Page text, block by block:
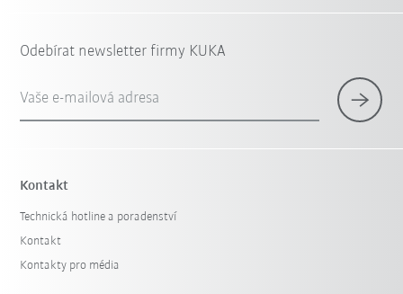
Odebírat newsletter firmy KUKA
Vaše e-mailová adresa
Kontakt
Technická hotline a poradenství
Kontakt
Kontakty pro média